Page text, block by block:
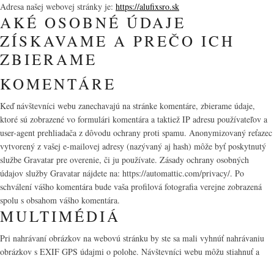
Adresa našej webovej stránky je: https://alufixsro.sk
AKÉ OSOBNÉ ÚDAJE
ZÍSKAVAME A PREČO ICH
ZBIERAME
KOMENTÁRE
Keď návštevníci webu zanechavajú na stránke komentáre, zbierame údaje,
ktoré sú zobrazené vo formulári komentára a taktiež IP adresu používateľov a
user-agent prehliadača z dôvodu ochrany proti spamu. Anonymizovaný reťazec
vytvorený z vašej e-mailovej adresy (nazývaný aj hash) môže byť poskytnutý
službe Gravatar pre overenie, či ju používate. Zásady ochrany osobných
údajov služby Gravatar nájdete na: https://automattic.com/privacy/. Po
schválení vášho komentára bude vaša profilová fotografia verejne zobrazená
spolu s obsahom vášho komentára.
MULTIMÉDIÁ
Pri nahrávaní obrázkov na webovú stránku by ste sa mali vyhnúť nahrávaniu
obrázkov s EXIF GPS údajmi o polohe. Návštevníci webu môžu stiahnuť a